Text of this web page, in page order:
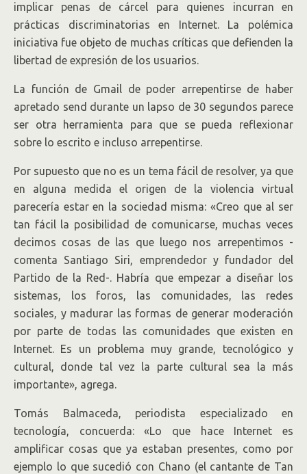
implicar penas de cárcel para quienes incurran en
prácticas discriminatorias en Internet. La polémica
iniciativa fue objeto de muchas críticas que defienden la
libertad de expresión de los usuarios.
La función de Gmail de poder arrepentirse de haber
apretado send durante un lapso de 30 segundos parece
ser otra herramienta para que se pueda reflexionar
sobre lo escrito e incluso arrepentirse.
Por supuesto que no es un tema fácil de resolver, ya que
en alguna medida el origen de la violencia virtual
parecería estar en la sociedad misma: «Creo que al ser
tan fácil la posibilidad de comunicarse, muchas veces
decimos cosas de las que luego nos arrepentimos -
comenta Santiago Siri, emprendedor y fundador del
Partido de la Red-. Habría que empezar a diseñar los
sistemas, los foros, las comunidades, las redes
sociales, y madurar las formas de generar moderación
por parte de todas las comunidades que existen en
Internet. Es un problema muy grande, tecnológico y
cultural, donde tal vez la parte cultural sea la más
importante», agrega.
Tomás Balmaceda, periodista especializado en
tecnología, concuerda: «Lo que hace Internet es
amplificar cosas que ya estaban presentes, como por
ejemplo lo que sucedió con Chano (el cantante de Tan